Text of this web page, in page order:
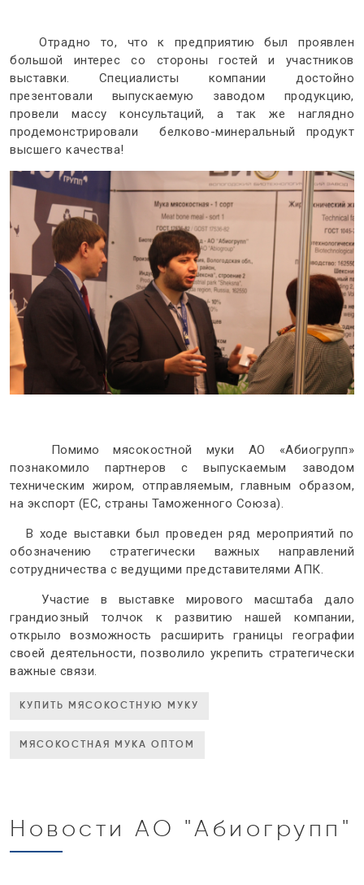
Отрадно то, что к предприятию был проявлен
большой интерес со стороны гостей и участников
выставки. Специалисты компании достойно
презентовали выпускаемую заводом продукцию,
провели массу консультаций, а так же наглядно
продемонстрировали белково-минеральный продукт
высшего качества!
Помимо мясокостной муки АО «Абиогрупп»
познакомило партнеров с выпускаемым заводом
техническим жиром, отправляемым, главным образом,
на экспорт (ЕС, страны Таможенного Союза).
В ходе выставки был проведен ряд мероприятий по
обозначению стратегически важных направлений
сотрудничества с ведущими представителями АПК.
Участие в выставке мирового масштаба дало
грандиозный толчок к развитию нашей компании,
открыло возможность расширить границы географии
своей деятельности, позволило укрепить стратегически
важные связи.
КУПИТЬ МЯСОКОСТНУЮ МУКУ
МЯСОКОСТНАЯ МУКА ОПТОМ
Новости АО "Абиогрупп"